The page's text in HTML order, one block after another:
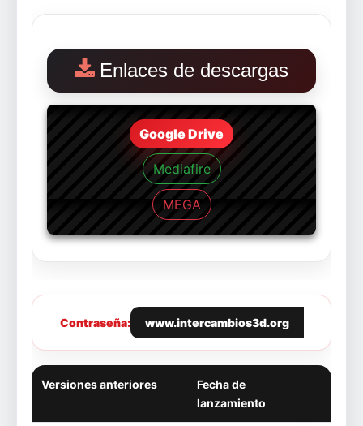
Enlaces de descargas
Google Drive
Mediafire
MEGA
Contraseña: www.intercambios3d.org
Versiones anteriores
Fecha de
lanzamiento